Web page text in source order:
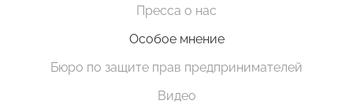
Пресса о нас
Особое мнение
Бюро по защите прав предпринимателей
Видео